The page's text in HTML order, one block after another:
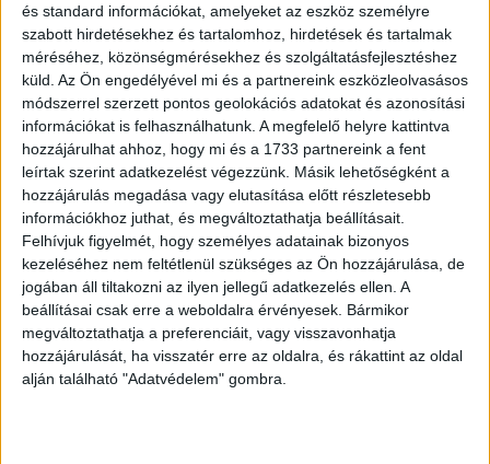
és standard információkat, amelyeket az eszköz személyre
szabott hirdetésekhez és tartalomhoz, hirdetések és tartalmak
méréséhez, közönségmérésekhez és szolgáltatásfejlesztéshez
küld. Az Ön engedélyével mi és a partnereink eszközleolvasásos
módszerrel szerzett pontos geolokációs adatokat és azonosítási
információkat is felhasználhatunk. A megfelelő helyre kattintva
hozzájárulhat ahhoz, hogy mi és a 1733 partnereink a fent
leírtak szerint adatkezelést végezzünk. Másik lehetőségként a
hozzájárulás megadása vagy elutasítása előtt részletesebb
információkhoz juthat, és megváltoztathatja beállításait.
Felhívjuk figyelmét, hogy személyes adatainak bizonyos
kezeléséhez nem feltétlenül szükséges az Ön hozzájárulása, de
jogában áll tiltakozni az ilyen jellegű adatkezelés ellen. A
beállításai csak erre a weboldalra érvényesek. Bármikor
megváltoztathatja a preferenciáit, vagy visszavonhatja
hozzájárulását, ha visszatér erre az oldalra, és rákattint az oldal
alján található "Adatvédelem" gombra.
Az ősember vakaródzva odalép az asszonyhoz:
– Lef*kszel velem?
– Nem! – feleli az asszony.
– Miért nem?
– Nincs kedvem!
Az ősember morcosan körbenéz, majd fogja a
bunkósbotot, jól fejbe kólintja az asszonyt, és
újra megkérdezi:
– Na, most már lefekszel velem?
Az asszony nagy nehezen feltápászkodik, a fejét
fogja, és így felel: